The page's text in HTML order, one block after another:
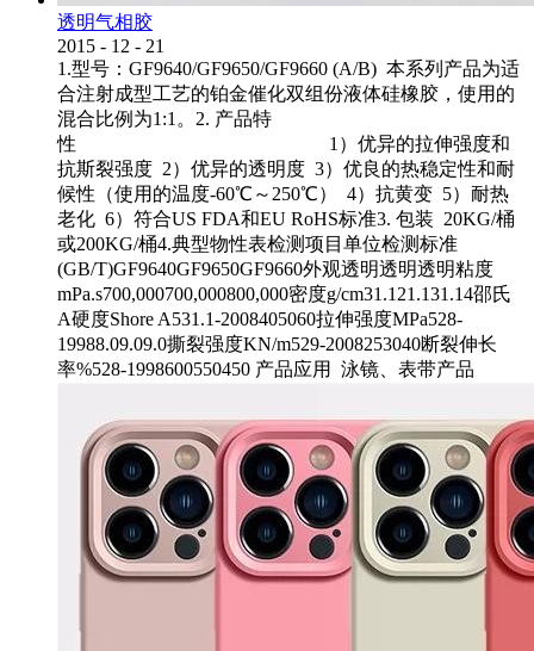
透明气相胶
2015 - 12 - 21
1.型号：GF9640/GF9650/GF9660 (A/B) 本系列产品为适
合注射成型工艺的铂金催化双组份液体硅橡胶，使用的
混合比例为1:1。2. 产品特
性 1）优异的拉伸强度和
抗斯裂强度 2）优异的透明度 3）优良的热稳定性和耐
候性（使用的温度-60℃～250℃） 4）抗黄变 5）耐热
老化 6）符合US FDA和EU RoHS标准3. 包装 20KG/桶
或200KG/桶4.典型物性表检测项目单位检测标准
(GB/T)GF9640GF9650GF9660外观透明透明透明粘度
mPa.s700,000700,000800,000密度g/cm31.121.131.14邵氏
A硬度Shore A531.1-2008405060拉伸强度MPa528-
19988.09.09.0撕裂强度KN/m529-2008253040断裂伸长
率%528-1998600550450 产品应用 泳镜、表带产品